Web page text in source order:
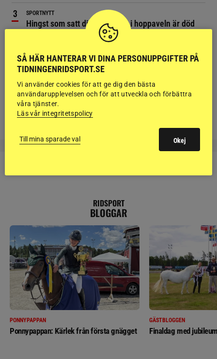
SPORTNYTT
Hingst som satt djupa avtryck i hoppaveln är död
Ponnyn Ettan var försvunnen i två dygn – försökte
räddas
DRESSYR
Ellen Hedbys skadad i ridolycka på tävling
RIDSPORT
BLOGGAR
PONNYPAPPAN
Ponnypappan: Kärlek från första gnägget
GÄSTBLOGGEN
Finaldag med
SÅ HÄR HANTERAR VI DINA PERSONUPPGIFTER PÅ
TIDNINGENRIDSPORT.SE
Vi använder cookies för att ge dig den bästa
användarupplevelsen och för att utveckla och förbättra
våra tjänster.
Läs vår integritetspolicy
Till mina sparade val Okej